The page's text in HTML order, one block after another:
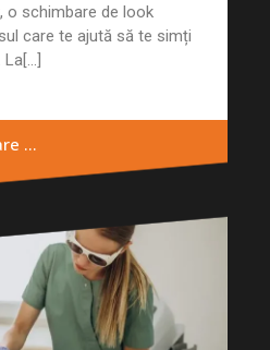
o schimbare de look
care te ajută să te simți
…